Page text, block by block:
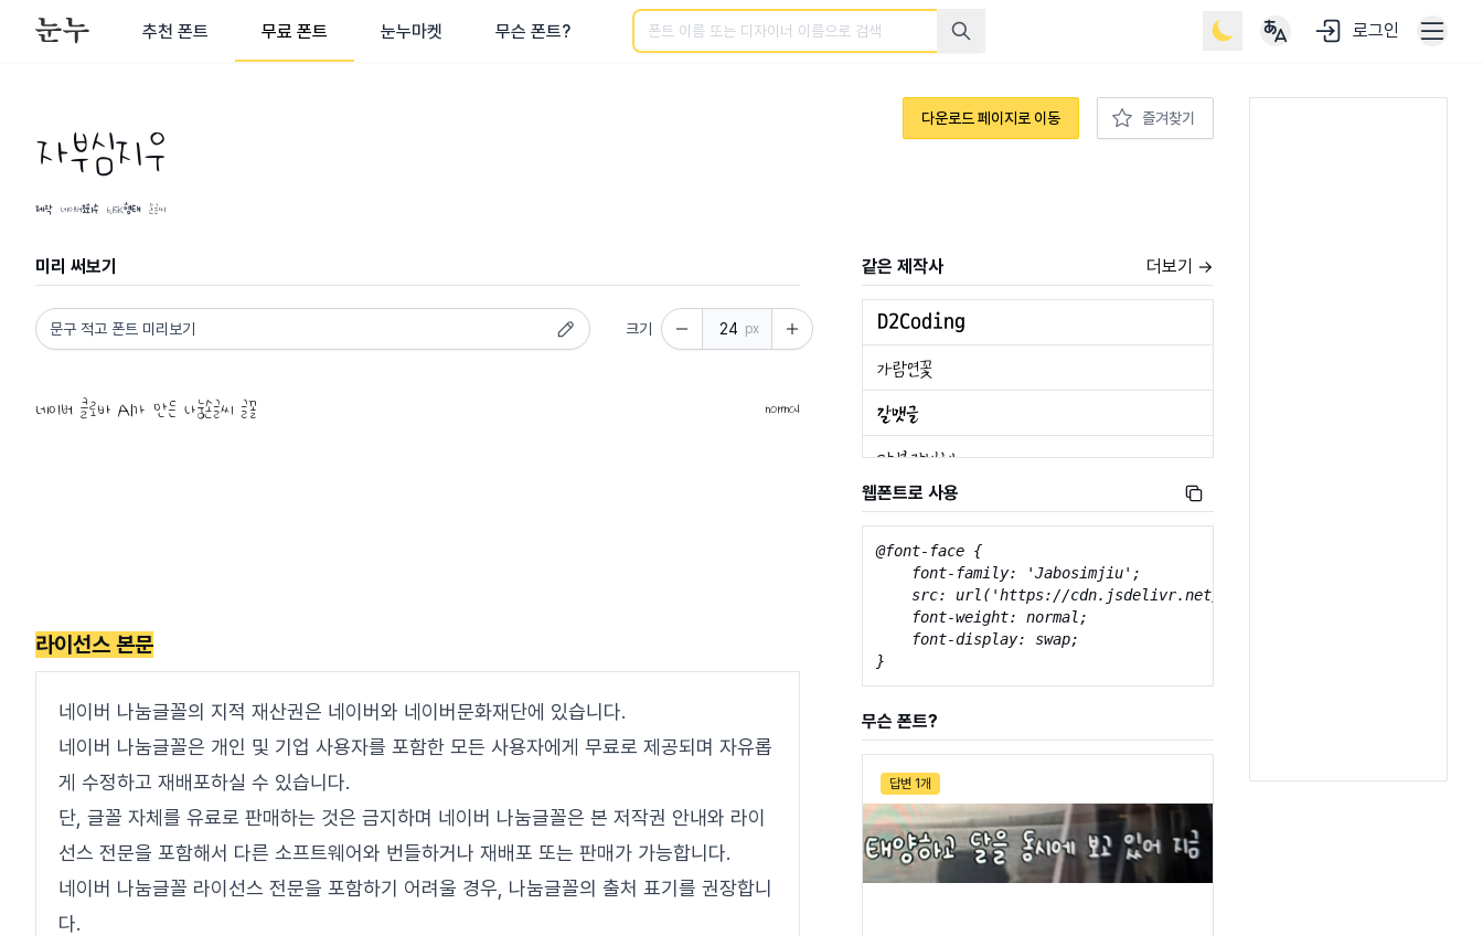
추천 폰트 무료 폰트 눈누마켓 무슨 폰트?
검색 로그인
자부심지우
제작 네이버조회수 6.15K형태 손글씨
다운로드 페이지로 이동 즐겨찾기
미리 써보기
크기 px
normal
라이선스 본문
네이버 나눔글꼴의 지적 재산권은 네이버와 네이버문화재단에 있습니다.
네이버 나눔글꼴은 개인 및 기업 사용자를 포함한 모든 사용자에게 무료로 제공되며 자유롭
게 수정하고 재배포하실 수 있습니다.
단, 글꼴 자체를 유료로 판매하는 것은 금지하며 네이버 나눔글꼴은 본 저작권 안내와 라이
선스 전문을 포함해서 다른 소프트웨어와 번들하거나 재배포 또는 판매가 가능합니다.
네이버 나눔글꼴 라이선스 전문을 포함하기 어려울 경우, 나눔글꼴의 출처 표기를 권장합니
다.
같은 제작사 더보기 →
웹폰트로 사용
@font-face {
    font-family: 'Jabosimjiu';
src: url('https://cdn.jsdelivr.net/gh/projectnoonnu/
    font-weight: normal;
    font-display: swap;
}
무슨 폰트?
답변 1개